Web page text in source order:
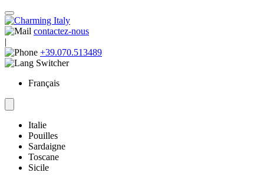
contactez-nous
|
+39.070.513489
Français
Italie
Pouilles
Sardaigne
Toscane
Sicile